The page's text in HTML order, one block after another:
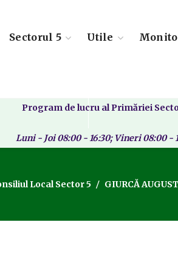
Sectorul 5 Utile
Program de lucru al Primăriei
Luni - Joi 08:00 - 16:30; Vineri 08:00 -
Local Sector 5 GIURCĂ